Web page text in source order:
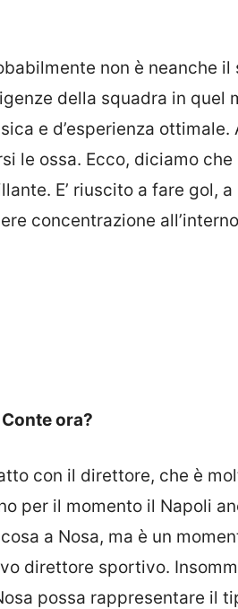
non è neanche il
della squadra in quel
e d’esperienza ottimale.
le ossa. Ecco, diciamo
E’ riuscito a fare gol,
concentrazione
ora?
con il direttore, che è
per il momento il Napoli
a Nosa, ma è un
direttore sportivo.
possa rappresentare il